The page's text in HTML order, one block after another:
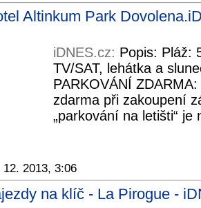
Altinkum Park
iDNES.cz: Popis: Pláž:
TV/SAT, lehátka a
PARKOVÁNÍ
zdarma při zakoupení
„parkování na letišti“
12. 2013, 3:06
na klíč - La Pirogue -